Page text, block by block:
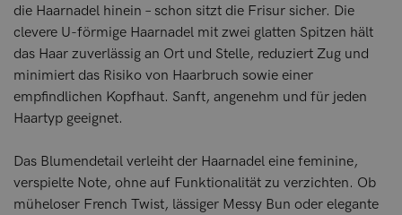
die Haarnadel hinein – schon sitzt die Frisur sicher. Die
clevere U-förmige Haarnadel mit zwei glatten Spitzen hält
das Haar zuverlässig an Ort und Stelle, reduziert Zug und
minimiert das Risiko von Haarbruch sowie einer
empfindlichen Kopfhaut. Sanft, angenehm und für jeden
Haartyp geeignet.
Das Blumendetail verleiht der Haarnadel eine feminine,
verspielte Note, ohne auf Funktionalität zu verzichten. Ob
müheloser French Twist, lässiger Messy Bun oder elegante